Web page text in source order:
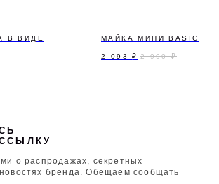
В ВИДЕ
МАЙКА МИНИ BASIC
2 093 ₽ 2 990 ₽
о распродажах, секретных
бренда. Обещаем сообщать